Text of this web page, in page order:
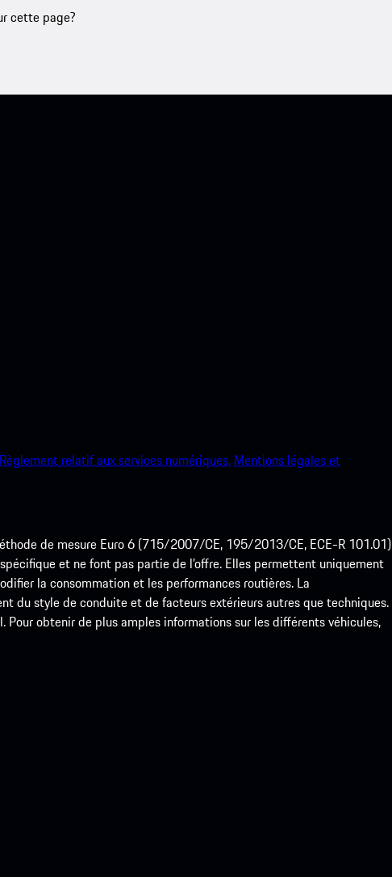
cette page?
Règlement relatif aux services numériques. Mentions légales et
de mesure Euro 6 (715/2007/CE, 195/2013/CE, ECE-R 101.01)
et ne font pas partie de l’offre. Elles permettent uniquement
la consommation et les performances routières. La
du style de conduite et de facteurs extérieurs autres que techniques.
Pour obtenir de plus amples informations sur les différents véhicules,